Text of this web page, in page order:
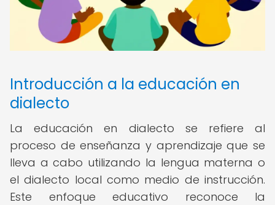
Introducción a la educación en
dialecto
La educación en dialecto se refiere al
proceso de enseñanza y aprendizaje que se
lleva a cabo utilizando la lengua materna o
el dialecto local como medio de instrucción.
Este enfoque educativo reconoce la